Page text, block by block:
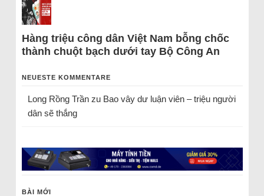
Hàng triệu công dân Việt Nam bỗng chốc
thành chuột bạch dưới tay Bộ Công An
NEUESTE KOMMENTARE
Long Rồng Trầnzu Bao vây dư luận viên – triệu người
dân sẽ thắng
BÀI MỚI